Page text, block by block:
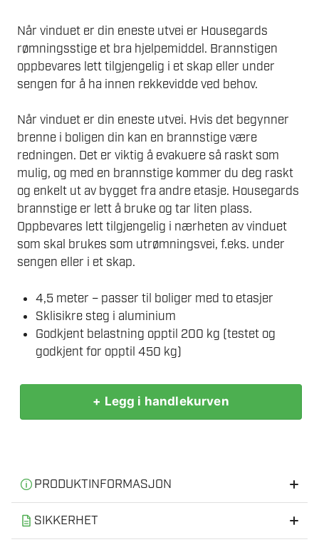
988.
960.
Når vinduet er din eneste utvei er Housegards
rømningsstige et bra hjelpemiddel. Brannstigen
oppbevares lett tilgjengelig i et skap eller under
sengen for å ha innen rekkevidde ved behov.
Når vinduet er din eneste utvei. Hvis det begynner
brenne i boligen din kan en brannstige være
redningen. Det er viktig å evakuere så raskt som
mulig, og med en brannstige kommer du deg raskt
og enkelt ut av bygget fra andre etasje. Housegards
brannstige er lett å bruke og tar liten plass.
Oppbevares lett tilgjengelig i nærheten av vinduet
som skal brukes som utrømningsvei, f.eks. under
sengen eller i et skap.
4,5 meter – passer til boliger med to etasjer
Sklisikre steg i aluminium
Godkjent belastning opptil 200 kg (testet og
godkjent for opptil 450 kg)
antall
+ Legg i handlekurven
PRODUKTINFORMASJON
Les alltid bruksanvisningen når du har kjøpt produktet.
SIKKERHET